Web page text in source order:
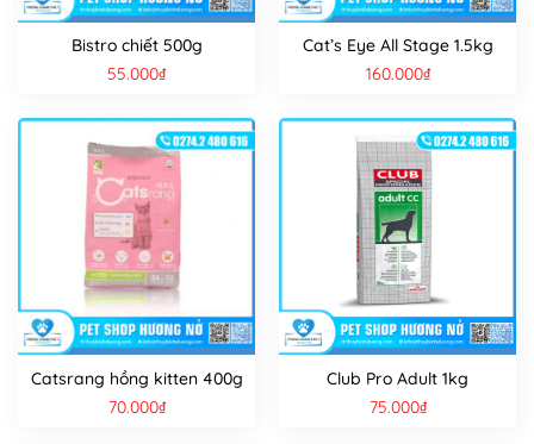
Bistro chiết 500g
55.000₫
Cat’s Eye All Stage 1.5kg
160.000₫
Catsrang hồng kitten 400g
70.000₫
Club Pro Adult 1kg
75.000₫